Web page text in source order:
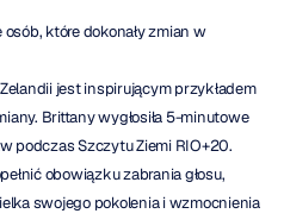
które dokonały zmian w
jest inspirującym przykładem
Brittany wygłosiła 5-minutowe
podczas Szczytu Ziemi RIO+20.
obowiązku zabrania głosu,
swojego pokolenia i wzmocnienia